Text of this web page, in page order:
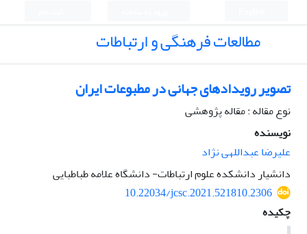
مطالعات فرهنگی و ارتباطات
تصویر رویدادهای جهانی در مطبوعات ایران
نوع مقاله : مقاله پژوهشی
نویسنده
علیرضا عبداللهی نژاد
دانشیار دانشکده علوم ارتباطات- دانشگاه علامه طباطبایی
10.22034/jcsc.2021.521810.2306
چکیده